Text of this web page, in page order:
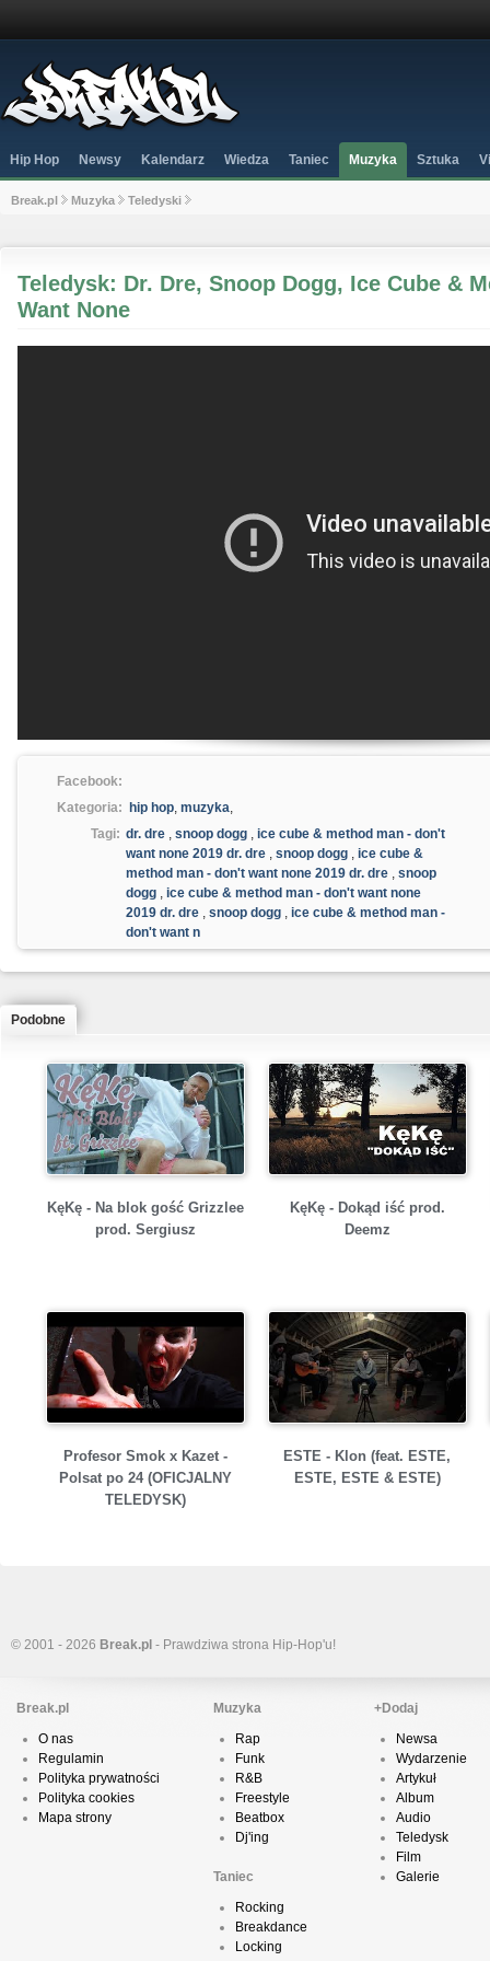
Hip Hop Newsy Kalendarz Wiedza Taniec Muzyka Sztuka
Break.pl Muzyka Teledyski
Teledysk: Dr. Dre, Snoop Dogg, Ice Cube &
Want None
Facebook:
Kategoria:
hip hop, muzyka,
Tagi: dr. dre , snoop dogg , ice cube & method man - don't
want none 2019 dr. dre , snoop dogg , ice cube &
method man - don't want none 2019 dr. dre , snoop
dogg , ice cube & method man - don't want none
2019 dr. dre , snoop dogg , ice cube & method man -
don't want n
Podobne
KęKę - Na blok gość Grizzlee
prod. Sergiusz
KęKę - Dokąd iść prod.
Deemz
Profesor Smok x Kazet -
Polsat po 24 (OFICJALNY
TELEDYSK)
ESTE - Klon (feat. ESTE,
ESTE, ESTE & ESTE)
© 2001 - 2026 Break.pl - Prawdziwa strona Hip-Hop'u!
Break.pl
O nas
Regulamin
Polityka prywatności
Polityka cookies
Mapa strony
Muzyka
Rap
Funk
R&B
Freestyle
Beatbox
Dj'ing
Taniec
Rocking
Breakdance
Locking
+Dodaj
Newsa
Wydarzenie
Artykuł
Album
Audio
Teledysk
Film
Galerie